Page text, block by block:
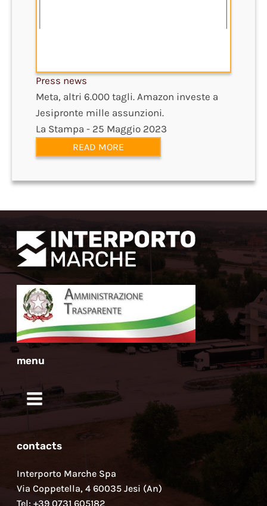
Press news
Meta, altri 6.000 tagli. Amazon investe a
Jesipronte mille assunzioni.
La Stampa - 25 Maggio 2023
READ MORE
menu
contacts
Interporto Marche Spa
Via Coppetella, 4 60035 Jesi (An)
Tel: +39 0731 605182